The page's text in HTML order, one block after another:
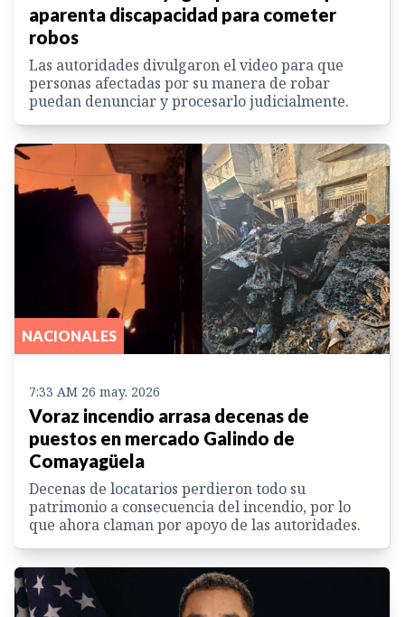
aparenta discapacidad para cometer
robos
Las autoridades divulgaron el video para que
personas afectadas por su manera de robar
puedan denunciar y procesarlo judicialmente.
NACIONALES
7:33 AM 26 may. 2026
Voraz incendio arrasa decenas de
puestos en mercado Galindo de
Comayagüela
Decenas de locatarios perdieron todo su
patrimonio a consecuencia del incendio, por lo
que ahora claman por apoyo de las autoridades.